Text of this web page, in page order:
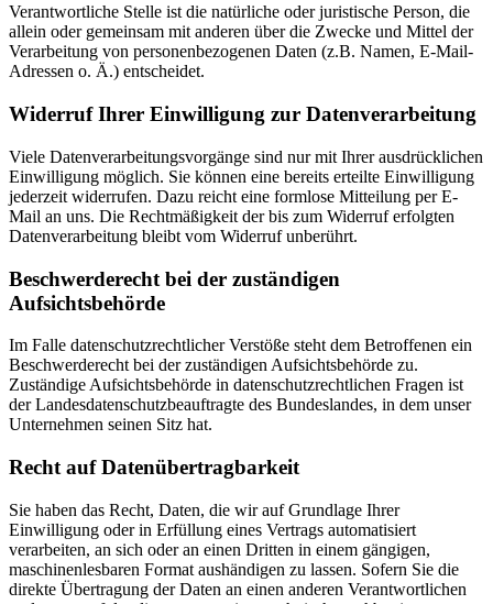
Verantwortliche Stelle ist die natürliche oder juristische Person, die
allein oder gemeinsam mit anderen über die Zwecke und Mittel der
Verarbeitung von personenbezogenen Daten (z.B. Namen, E-Mail-
Adressen o. Ä.) entscheidet.
Widerruf Ihrer Einwilligung zur Datenverarbeitung
Viele Datenverarbeitungsvorgänge sind nur mit Ihrer ausdrücklichen
Einwilligung möglich. Sie können eine bereits erteilte Einwilligung
jederzeit widerrufen. Dazu reicht eine formlose Mitteilung per E-
Mail an uns. Die Rechtmäßigkeit der bis zum Widerruf erfolgten
Datenverarbeitung bleibt vom Widerruf unberührt.
Beschwerderecht bei der zuständigen
Aufsichtsbehörde
Im Falle datenschutzrechtlicher Verstöße steht dem Betroffenen ein
Beschwerderecht bei der zuständigen Aufsichtsbehörde zu.
Zuständige Aufsichtsbehörde in datenschutzrechtlichen Fragen ist
der Landesdatenschutzbeauftragte des Bundeslandes, in dem unser
Unternehmen seinen Sitz hat.
Recht auf Datenübertragbarkeit
Sie haben das Recht, Daten, die wir auf Grundlage Ihrer
Einwilligung oder in Erfüllung eines Vertrags automatisiert
verarbeiten, an sich oder an einen Dritten in einem gängigen,
maschinenlesbaren Format aushändigen zu lassen. Sofern Sie die
direkte Übertragung der Daten an einen anderen Verantwortlichen